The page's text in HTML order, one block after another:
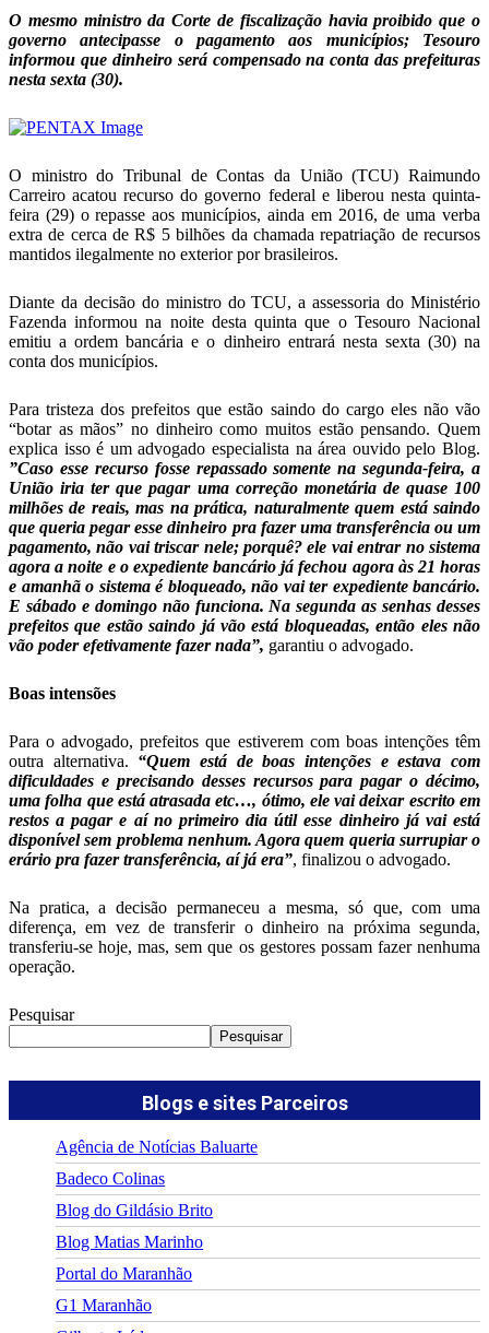
Telegram
O mesmo ministro da Corte de fiscalização havia proibido que o
governo antecipasse o pagamento aos municípios; Tesouro
informou que dinheiro será compensado na conta das prefeituras
nesta sexta (30).
O ministro do Tribunal de Contas da União (TCU) Raimundo
Carreiro acatou recurso do governo federal e liberou nesta quinta-
feira (29) o repasse aos municípios, ainda em 2016, de uma verba
extra de cerca de R$ 5 bilhões da chamada repatriação de recursos
mantidos ilegalmente no exterior por brasileiros.
Diante da decisão do ministro do TCU, a assessoria do Ministério
Fazenda informou na noite desta quinta que o Tesouro Nacional
emitiu a ordem bancária e o dinheiro entrará nesta sexta (30) na
conta dos municípios.
Para tristeza dos prefeitos que estão saindo do cargo eles não vão
“botar as mãos” no dinheiro como muitos estão pensando. Quem
explica isso é um advogado especialista na área ouvido pelo Blog.
”Caso esse recurso fosse repassado somente na segunda-feira, a
União iria ter que pagar uma correção monetária de quase 100
milhões de reais, mas na prática, naturalmente quem está saindo
que queria pegar esse dinheiro pra fazer uma transferência ou um
pagamento, não vai triscar nele; porquê? ele vai entrar no sistema
agora a noite e o expediente bancário já fechou agora às 21 horas
e amanhã o sistema é bloqueado, não vai ter expediente bancário.
E sábado e domingo não funciona. Na segunda as senhas desses
prefeitos que estão saindo já vão está bloqueadas, então eles não
vão poder efetivamente fazer nada”, garantiu o advogado.
Boas intensões
Para o advogado, prefeitos que estiverem com boas intenções têm
outra alternativa. “Quem está de boas intenções e estava com
dificuldades e precisando desses recursos para pagar o décimo,
uma folha que está atrasada etc…, ótimo, ele vai deixar escrito em
restos a pagar e aí no primeiro dia útil esse dinheiro já vai está
disponível sem problema nenhum. Agora quem queria surrupiar o
erário pra fazer transferência, aí já era”, finalizou o advogado.
Na pratica, a decisão permaneceu a mesma, só que, com uma
diferença, em vez de transferir o dinheiro na próxima segunda,
transferiu-se hoje, mas, sem que os gestores possam fazer nenhuma
operação.
Pesquisar
Pesquisar
Blogs e sites Parceiros
Agência de Notícias Baluarte
Badeco Colinas
Blog do Gildásio Brito
Blog Matias Marinho
Portal do Maranhão
G1 Maranhão